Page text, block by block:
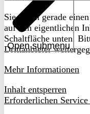
Open submenu
Sie sehen gerade
auf den eigentlichen
Schaltfläche unten.
Drittanbieter
Mehr Informationen
Inhalt entsperren
Erforderlichen Service